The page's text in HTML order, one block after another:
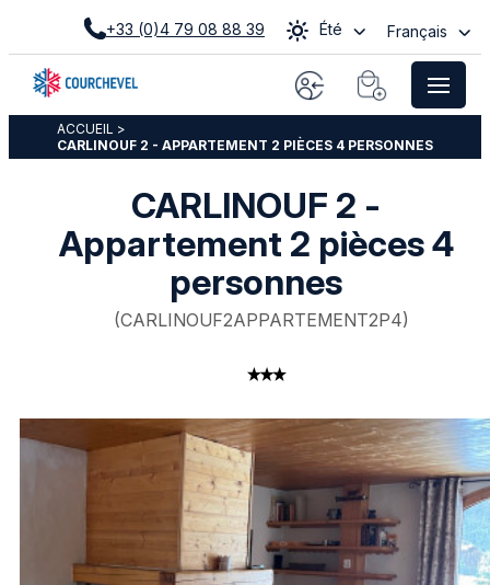
+33 (0)4 79 08 88 39 Été Français
ACCUEIL >
CARLINOUF 2 - APPARTEMENT 2 PIÈCES 4 PERSONNES
CARLINOUF 2 -
Appartement 2 pièces 4
personnes
(CARLINOUF2APPARTEMENT2P4)